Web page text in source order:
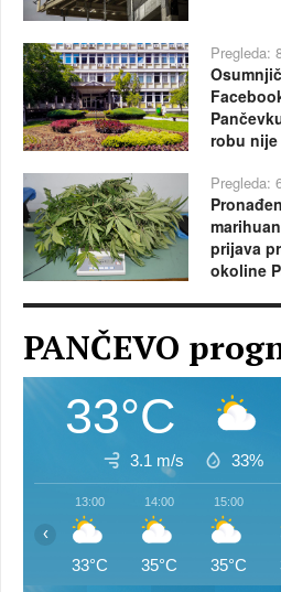
Pregleda:
robu
Pregleda:
prijava
okoline
PANČEVO
33°C
3.1 m/s 33%
13:00
33°C
14:00
35°C
15:00
35°C
‹